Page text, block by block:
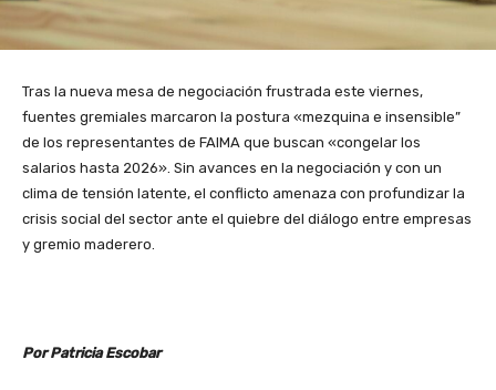
Tras la nueva mesa de negociación frustrada este viernes,
fuentes gremiales marcaron la postura «mezquina e insensible”
de los representantes de FAIMA que buscan «congelar los
salarios hasta 2026». Sin avances en la negociación y con un
clima de tensión latente, el conflicto amenaza con profundizar la
crisis social del sector ante el quiebre del diálogo entre empresas
y gremio maderero.
Por Patricia Escobar